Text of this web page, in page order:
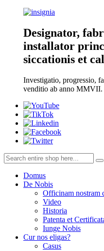
Designator,
installator
siccationis et
Investigatio, progressio,
venditio ab anno MMVII.
Domus
De Nobis
Officinam nostram
Video
Historia
Patenta et
Iunge Nobis
Cur nos eligas?
Casus